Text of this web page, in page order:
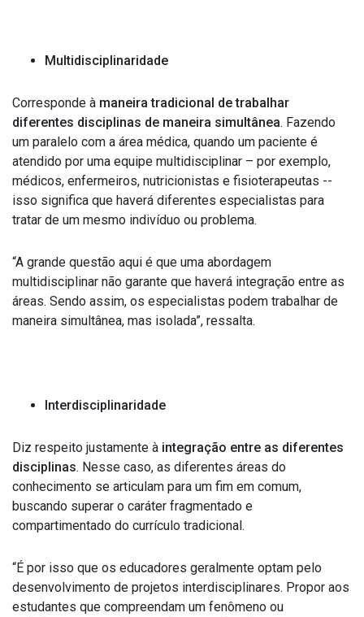
Multidisciplinaridade
Corresponde à maneira tradicional de trabalhar
diferentes disciplinas de maneira simultânea. Fazendo
um paralelo com a área médica, quando um paciente é
atendido por uma equipe multidisciplinar – por exemplo,
médicos, enfermeiros, nutricionistas e fisioterapeutas --
isso significa que haverá diferentes especialistas para
tratar de um mesmo indivíduo ou problema.
“A grande questão aqui é que uma abordagem
multidisciplinar não garante que haverá integração entre as
áreas. Sendo assim, os especialistas podem trabalhar de
maneira simultânea, mas isolada”, ressalta.
Interdisciplinaridade
Diz respeito justamente à integração entre as diferentes
disciplinas. Nesse caso, as diferentes áreas do
conhecimento se articulam para um fim em comum,
buscando superar o caráter fragmentado e
compartimentado do currículo tradicional.
“É por isso que os educadores geralmente optam pelo
desenvolvimento de projetos interdisciplinares. Propor aos
estudantes que compreendam um fenômeno ou